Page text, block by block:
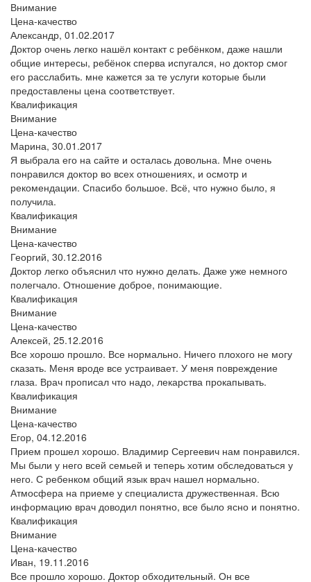
Внимание
Цена-качество
Александр, 01.02.2017
Доктор очень легко нашёл контакт с ребёнком, даже нашли
общие интересы, ребёнок сперва испугался, но доктор смог
его расслабить. мне кажется за те услуги которые были
предоставлены цена соответствует.
Квалификация
Внимание
Цена-качество
Марина, 30.01.2017
Я выбрала его на сайте и осталась довольна. Мне очень
понравился доктор во всех отношениях, и осмотр и
рекомендации. Спасибо большое. Всё, что нужно было, я
получила.
Квалификация
Внимание
Цена-качество
Георгий, 30.12.2016
Доктор легко объяснил что нужно делать. Даже уже немного
полегчало. Отношение доброе, понимающие.
Квалификация
Внимание
Цена-качество
Алексей, 25.12.2016
Все хорошо прошло. Все нормально. Ничего плохого не могу
сказать. Меня вроде все устраивает. У меня повреждение
глаза. Врач прописал что надо, лекарства прокапывать.
Квалификация
Внимание
Цена-качество
Егор, 04.12.2016
Прием прошел хорошо. Владимир Сергеевич нам понравился.
Мы были у него всей семьей и теперь хотим обследоваться у
него. С ребенком общий язык врач нашел нормально.
Атмосфера на приеме у специалиста дружественная. Всю
информацию врач доводил понятно, все было ясно и понятно.
Квалификация
Внимание
Цена-качество
Иван, 19.11.2016
Все прошло хорошо. Доктор обходительный. Он все